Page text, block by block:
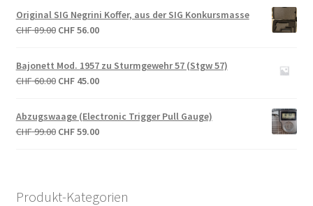
Original SIG Negrini Koffer, aus der SIG Konkursmasse
CHF89.00 Ursprünglicher
war:
CHF 89.00
CHF56.00Aktueller
ist:
CHF 56.00.
Bajonett Mod. 1957 zu Sturmgewehr 57 (Stgw 57)
CHF60.00 Ursprünglicher
CHF 60.00
CHF45.00Aktueller
ist:
CHF 45.00.
Abzugswaage (Electronic Trigger Pull Gauge)
CHF99.00 Ursprünglicher
CHF59.00Aktueller
Produkt-Kategorien